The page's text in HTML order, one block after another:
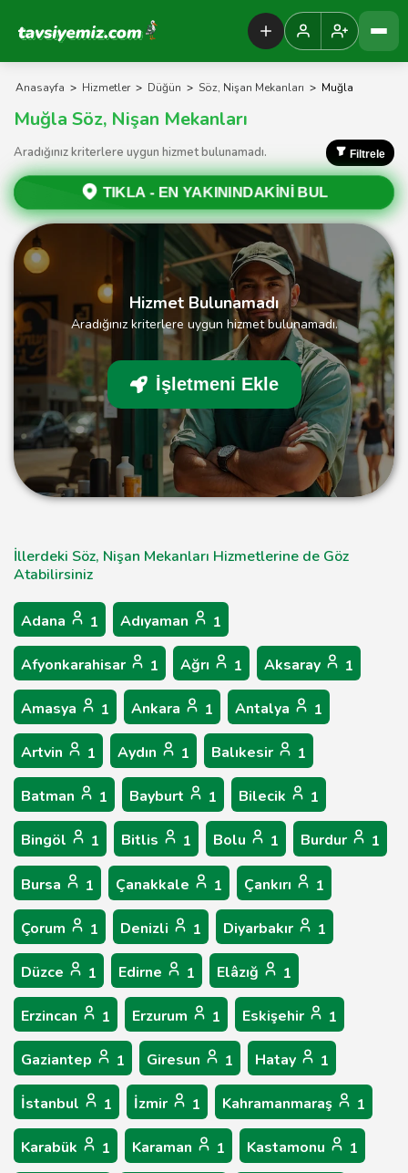
Tavsiyemiz Anasayfa
Anasayfa > Hizmetler > Düğün > Söz, Nişan Mekanları > Muğla
Muğla Söz, Nişan Mekanları
Aradığınız kriterlere uygun hizmet bulunamadı. Filtrele
TIKLA - EN YAKININDAKİNİ BUL
Hizmet Bulunamadı
Aradığınız kriterlere uygun hizmet bulunamadı.
İşletmeni Ekle
İllerdeki Söz, Nişan Mekanları Hizmetlerine de Göz
Atabilirsiniz
Adana 1 Adıyaman 1
Afyonkarahisar 1 Ağrı 1 Aksaray 1
Amasya 1 Ankara 1 Antalya 1
Artvin 1 Aydın 1 Balıkesir 1
Batman 1 Bayburt 1 Bilecik 1
Bingöl 1 Bitlis 1 Bolu 1 Burdur 1
Bursa 1 Çanakkale 1 Çankırı 1
Çorum 1 Denizli 1 Diyarbakır 1
Düzce 1 Edirne 1 Elâzığ 1
Erzincan 1 Erzurum 1 Eskişehir 1
Gaziantep 1 Giresun 1 Hatay 1
İstanbul 1 İzmir 1 Kahramanmaraş 1
Karabük 1 Karaman 1 Kastamonu 1